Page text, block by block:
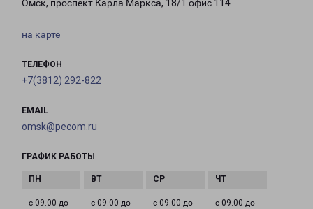
Омск, проспект Карла Маркса, 18/1 офис 114
на карте
ТЕЛЕФОН
+7(3812) 292-822
EMAIL
omsk@pecom.ru
ГРАФИК РАБОТЫ
с 09:00 до
с 09:00 до
с 09:00 до
с 09:00 до